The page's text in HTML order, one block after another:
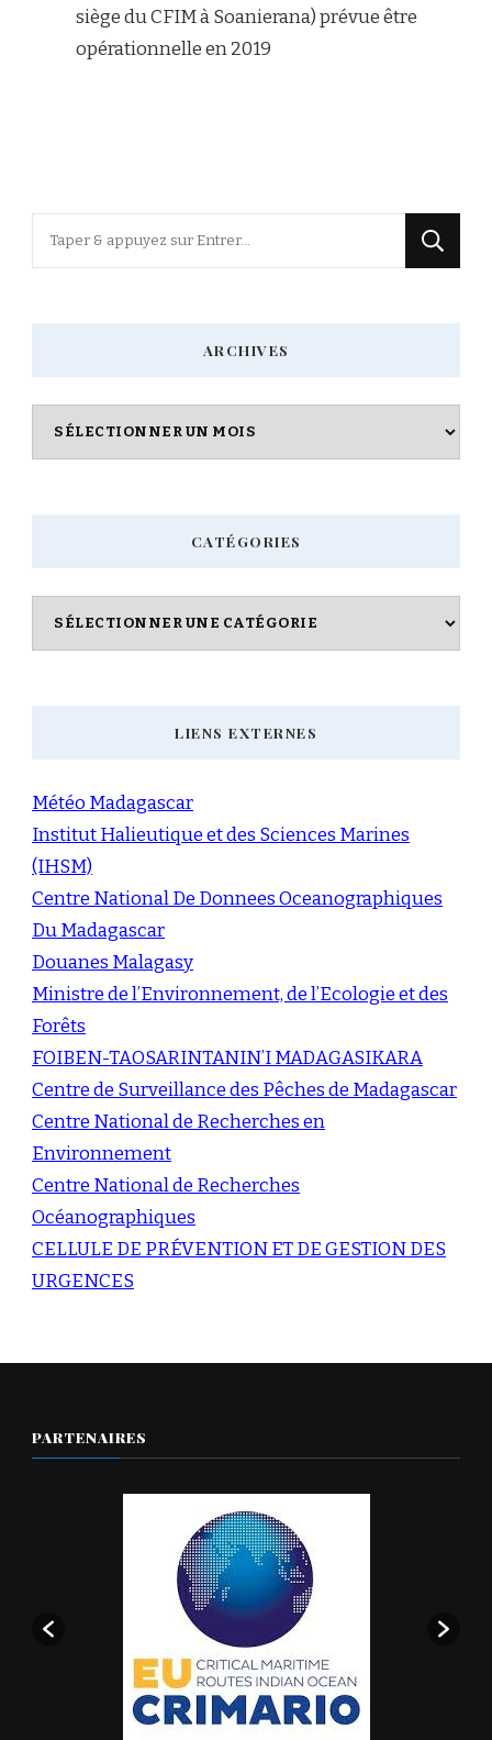
siège du CFIM à Soanierana) prévue être
opérationnelle en 2019
ARCHIVES
Archives
CATÉGORIES
Catégories
LIENS EXTERNES
Météo Madagascar
Institut Halieutique et des Sciences Marines
(IHSM)
Centre National De Donnees Oceanographiques
Du Madagascar
Douanes Malagasy
Ministre de l’Environnement, de l’Ecologie et des
Forêts
FOIBEN-TAOSARINTANIN’I MADAGASIKARA
Centre de Surveillance des Pêches de Madagascar
Centre National de Recherches en
Environnement
Centre National de Recherches
Océanographiques
CELLULE DE PRÉVENTION ET DE GESTION DES
URGENCES
PARTENAIRES